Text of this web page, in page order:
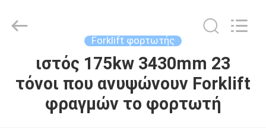
ΣΠΊΤΙ
ΠΡΟΪΌΝΤΑ
Forklift φορτωτής
ιστός 175kw 3430mm 23
τόνοι που ανυψώνουν Forklift
φραγμών το φορτωτή